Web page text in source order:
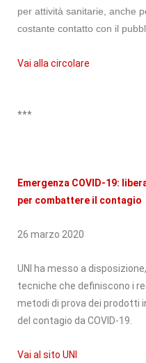
per attività sanitarie, anche
costante contatto con il
Vai alla circolare
***
Emergenza COVID-19:
per combattere il contagio
26 marzo 2020
UNI ha messo a
tecniche che definiscono i
metodi di prova dei prodotti
del contagio da COVID-19.
Vai al sito UNI